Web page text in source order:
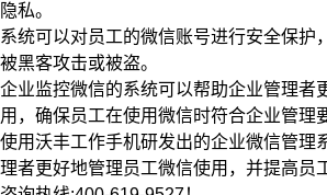
隐私。
系统可以对员工的微信账号进行安全保护
被黑客攻击或被盗。
企业监控微信的系统可以帮助企业管理者
用，确保员工在使用微信时符合企业管理
使用沃丰工作手机研发出的企业微信管理
理者更好地管理员工微信使用，并提高员